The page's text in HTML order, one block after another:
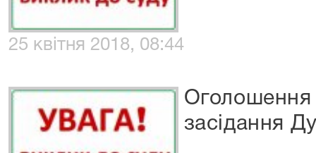
25 квітня 2018, 08:44
Оголошення
засідання